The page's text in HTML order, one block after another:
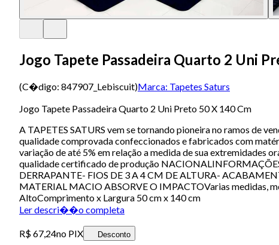
Jogo Tapete Passadeira Quarto 2 Uni
(C�digo: 847907_Lebiscuit)Marca: Tapetes Saturs
Jogo Tapete Passadeira Quarto 2 Uni Preto 50 X 140 Cm
A TAPETES SATURS vem se tornando pioneira no ramos de
qualidade comprovada confeccionados e fabricados com
variação de até 5% em relação a medida de sua extremidades
qualidade certificado de produção
DERRAPANTE- FIOS DE 3 A 4 CM DE ALTURA-
MATERIAL MACIO ABSORVE O IMPACTOVarias medidas,
AltoComprimento x Largura 50 cm x 140 cm
Ler descri��o completa
R$ 67,24no PIX Desconto